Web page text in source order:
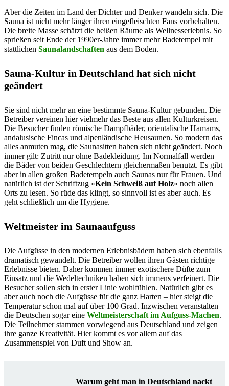
Aber die Zeiten im Land der Dichter und Denker wandeln sich. Die
Sauna ist nicht mehr länger ihren eingefleischten Fans vorbehalten.
Die breite Masse schätzt die heißen Räume als Wellnesserlebnis. So
sprießen seit Ende der 1990er-Jahre immer mehr Badetempel mit
stattlichen Saunalandschaften aus dem Boden.
Sauna-Kultur in Deutschland hat sich nicht
geändert
Sie sind nicht mehr an eine bestimmte Sauna-Kultur gebunden. Die
Betreiber vereinen hier vielmehr das Beste aus allen Kulturkreisen.
Die Besucher finden römische Dampfbäder, orientalische Hamams,
andalusische Fincas und alpenländische Heusaunen. So modern das
alles anmuten mag, die Saunasitten haben sich nicht geändert. Noch
immer gilt: Zutritt nur ohne Badekleidung. Im Normalfall werden
die Bäder von beiden Geschlechtern gleichermaßen benutzt. Es gibt
aber in allen großen Badetempeln auch Saunas nur für Frauen. Und
natürlich ist der Schriftzug »Kein Schweiß auf Holz« noch allen
Orts zu lesen. So rüde das klingt, so sinnvoll ist es aber auch. Es
geht schließlich um die Hygiene.
Weltmeister im Saunaaufguss
Die Aufgüsse in den modernen Erlebnisbädern haben sich ebenfalls
dramatisch gewandelt. Die Betreiber wollen ihren Gästen richtige
Erlebnisse bieten. Daher kommen immer exotischere Düfte zum
Einsatz und die Wedeltechniken haben sich immens verfeinert. Die
Besucher sollen sich in erster Linie wohlfühlen. Natürlich gibt es
aber auch noch die Aufgüsse für die ganz Harten – hier steigt die
Temperatur schon mal auf über 100 Grad. Inzwischen veranstalten
die Deutschen sogar eine Weltmeisterschaft im Aufguss-Machen.
Die Teilnehmer stammen vorwiegend aus Deutschland und zeigen
ihre ganze Kreativität. Hier kommt es vor allem auf das
Zusammenspiel von Duft und Show an.
Warum geht man in Deutschland nackt